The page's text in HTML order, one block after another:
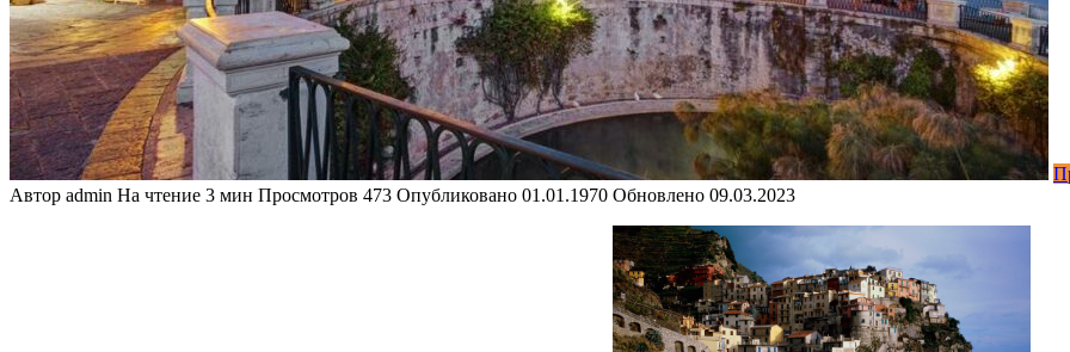
Автор admin На чтение 3 мин Просмотров 473 Опубликовано 01.01.1970 Обновлено 09.03.2023